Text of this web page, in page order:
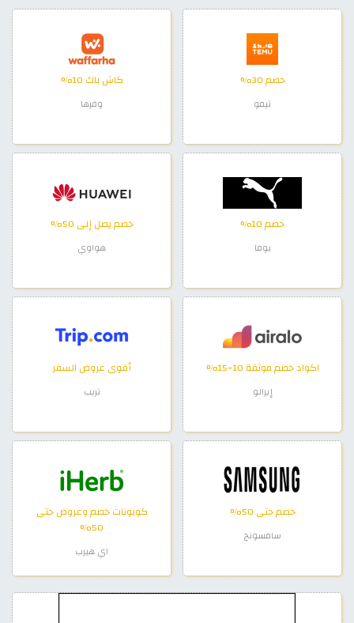
خصم 30%
تيمو
كاش باك 10%
وفرها
خصم 10%
بوما
خصم يصل إلى 50%
هواوي
اكواد خصم موثقة 10–15%
إيرالو
أقوى عروض السفر
تريب
خصم حتى 50%
سامسونج
كوبونات خصم وعروض حتى
50%
اي هيرب